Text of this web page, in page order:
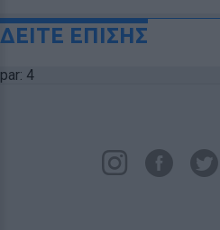
ΔΕΙΤΕ ΕΠΙΣΗΣ
par: 4